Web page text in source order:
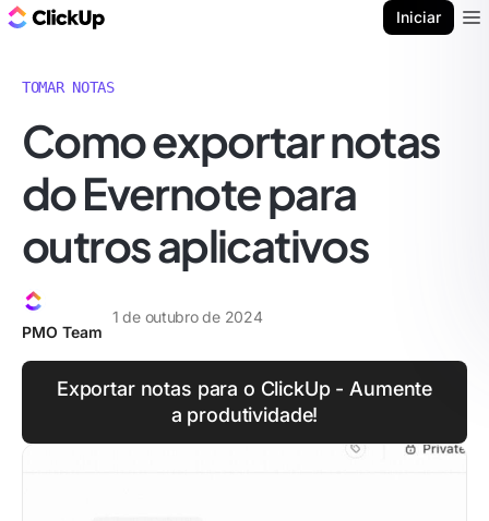
Iniciar
TOMAR NOTAS
Como exportar notas
do Evernote para
outros aplicativos
PMO Team
1 de outubro de 2024
Exportar notas para o ClickUp - Aumente
a produtividade!